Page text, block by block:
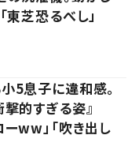
東芝恐るべし」
5息子に違和感。
的すぎる姿』
ww」「吹き出し